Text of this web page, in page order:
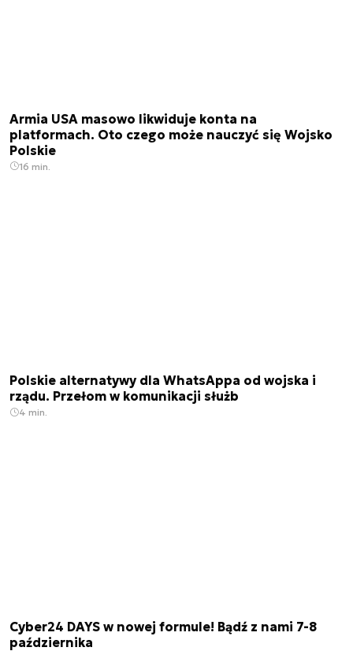
Armia USA masowo likwiduje konta na
platformach. Oto czego może nauczyć się Wojsko
Polskie
16 min.
Polskie alternatywy dla WhatsAppa od wojska i
rządu. Przełom w komunikacji służb
4 min.
Cyber24 DAYS w nowej formule! Bądź z nami 7-8
października